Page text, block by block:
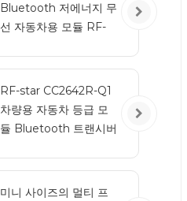
Bluetooth 저에너지 무
선 자동차용 모듈 RF-
RF-star CC2642R-Q1
차량용 자동차 등급 모
듈 Bluetooth 트랜시버
미니 사이즈의 멀티 프